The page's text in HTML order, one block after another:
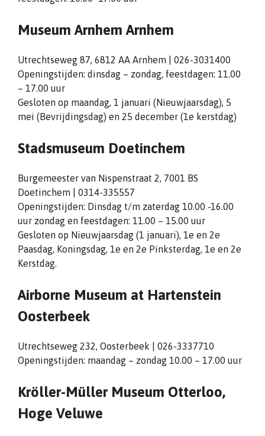
Museum Arnhem Arnhem
Utrechtseweg 87, 6812 AA Arnhem | 026-3031400
Openingstijden: dinsdag – zondag, feestdagen: 11.00
– 17.00 uur
Gesloten op maandag, 1 januari (Nieuwjaarsdag), 5
mei (Bevrijdingsdag) en 25 december (1e kerstdag)
Stadsmuseum Doetinchem
Burgemeester van Nispenstraat 2, 7001 BS
Doetinchem | 0314-335557
Openingstijden: Dinsdag t/m zaterdag 10.00 -16.00
uur zondag en feestdagen: 11.00 – 15.00 uur
Gesloten op Nieuwjaarsdag (1 januari), 1e en 2e
Paasdag, Koningsdag, 1e en 2e Pinksterdag, 1e en 2e
Kerstdag.
Airborne Museum at Hartenstein
Oosterbeek
Utrechtseweg 232, Oosterbeek | 026-3337710
Openingstijden: maandag – zondag 10.00 – 17.00 uur
Kröller-Müller Museum Otterloo,
Hoge Veluwe